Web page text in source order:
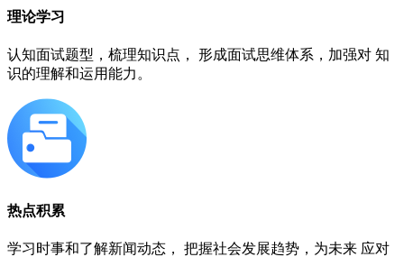
理论学习
认知面试题型，梳理知识点， 形成面试思维体系，加强对 知
识的理解和运用能力。
热点积累
学习时事和了解新闻动态， 把握社会发展趋势，为未来 应对